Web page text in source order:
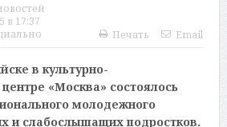
в 17:37
Печать Email
в культурно-
«Москва» состоялось
молодежного
и слабослышащих подростков.